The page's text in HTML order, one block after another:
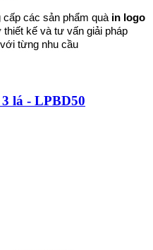
các sản phẩm quà in logo
từng nhu cầu
lá - LPBD50